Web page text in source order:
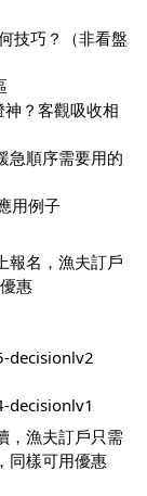
技巧？（非看盤
？客觀吸收相
急順序需要用的
用例子
報名，漁夫訂戶
惠
decisionlv2
decisionlv1
，漁夫訂戶只需
同樣可用優惠